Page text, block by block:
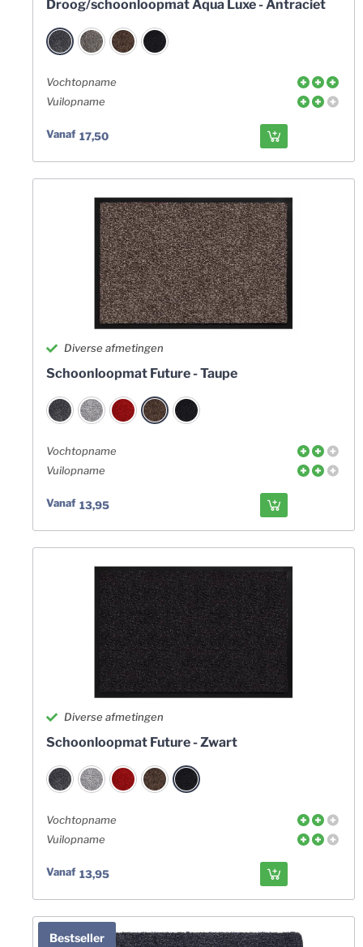
Droog/schoonloopmat Aqua Luxe - Antraciet
Vochtopname
Vuilopname
Vanaf 17,50
Diverse afmetingen
Schoonloopmat Future - Taupe
Vochtopname
Vuilopname
Vanaf 13,95
Diverse afmetingen
Schoonloopmat Future - Zwart
Vochtopname
Vuilopname
Vanaf 13,95
Bestseller